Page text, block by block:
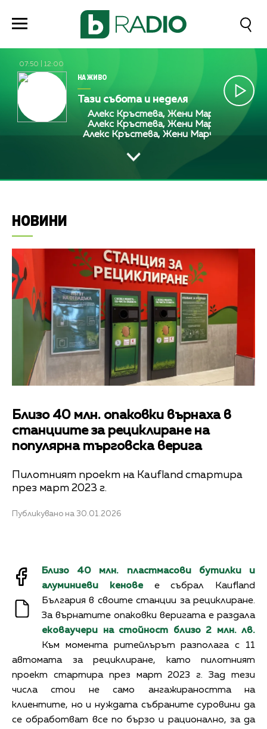
07:50 12:00
НА ЖИВО
Тази събота и неделя
Алекс Кръстева, Жени Марчева и Диана
Алекс Кръстева, Жени Марчева и Диана
Алекс Кръстева, Жени Марчева и Диана
НОВИНИ
Близо 40 млн. опаковки върнаха в
станциите за рециклиране на
популярна търговска верига
Пилотният проект на Kaufland стартира
през март 2023 г.
Публикувано на 30.01.2026
Близо 40 млн. пластмасови бутилки и
алуминиеви кеновее събрал Kaufland
България в своите станции за рециклиране.
За върнатите опаковки веригата е раздала
ековаучери на стойност близо 2 млн. лв.
Към момента ритейлърът разполага с 11
автомата за рециклиране, като пилотният
проект стартира през март 2023 г. Зад тези
числа стои не само ангажираността на
клиентите, но и нуждата събраните суровини да
се обработват все по бързо и рационално, за да